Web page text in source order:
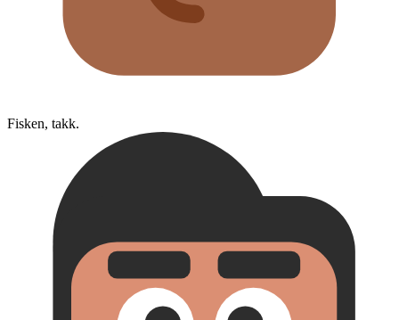
Fisken, takk.